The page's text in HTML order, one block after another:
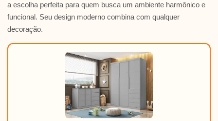
a escolha perfeita para quem busca um ambiente harmônico e
funcional. Seu design moderno combina com qualquer
decoração.